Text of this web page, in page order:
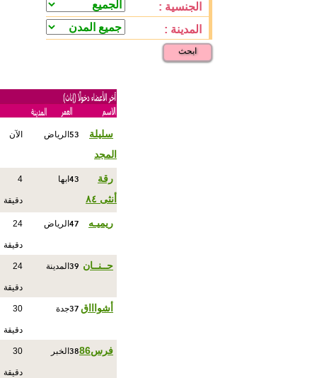
الجنسية :
المدينة :
ابحث
سليلة
المجد
53 الرياض الآن
رقة
أنثى ٨٤
43 ابها 4
دقيقة
ريميـه 47 الرياض 24
دقيقة
حــنــان 39 المدينة 24
دقيقة
أشواااق37جدة 30
دقيقة
فرس86 38 الخبر 30
دقيقة